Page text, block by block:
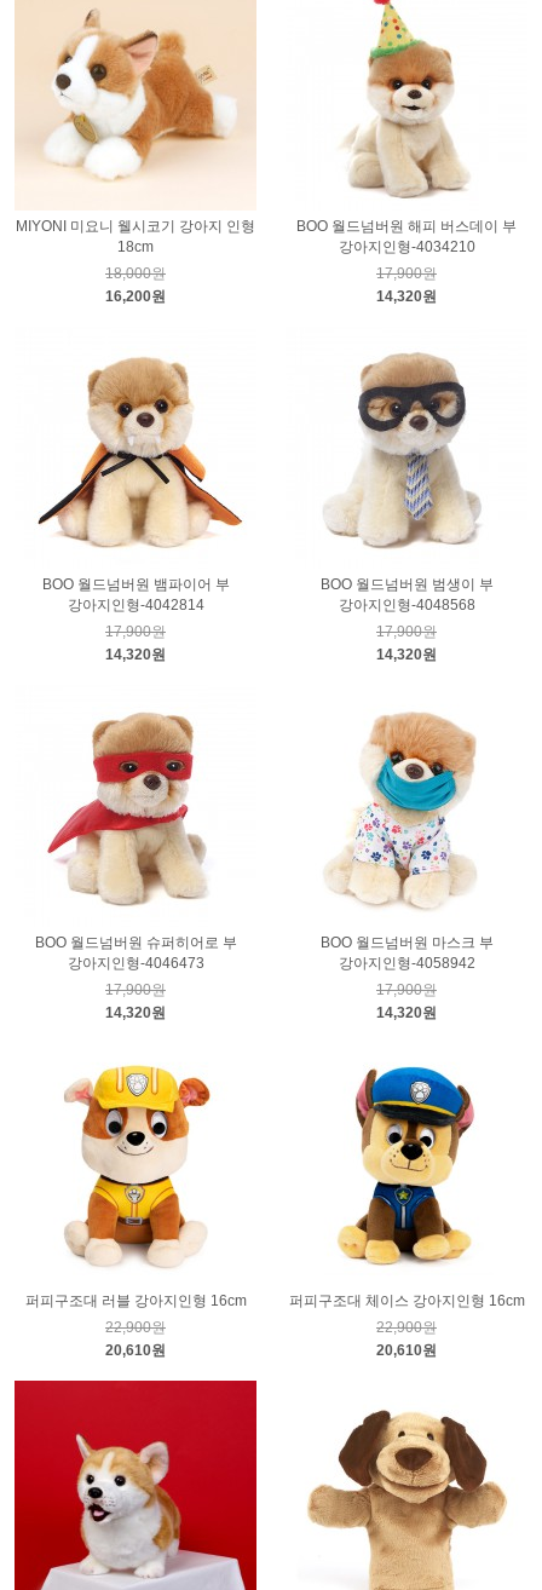
MIYONI 미요니 웰시코기 강아지 인형
18cm
18,000원
16,200원
BOO 월드넘버원 해피 버스데이 부
강아지인형-4034210
17,900원
14,320원
BOO 월드넘버원 뱀파이어 부
강아지인형-4042814
17,900원
14,320원
BOO 월드넘버원 범생이 부
강아지인형-4048568
17,900원
14,320원
BOO 월드넘버원 슈퍼히어로 부
강아지인형-4046473
17,900원
14,320원
BOO 월드넘버원 마스크 부
강아지인형-4058942
17,900원
14,320원
퍼피구조대 러블 강아지인형 16cm
22,900원
20,610원
퍼피구조대 체이스 강아지인형 16cm
22,900원
20,610원